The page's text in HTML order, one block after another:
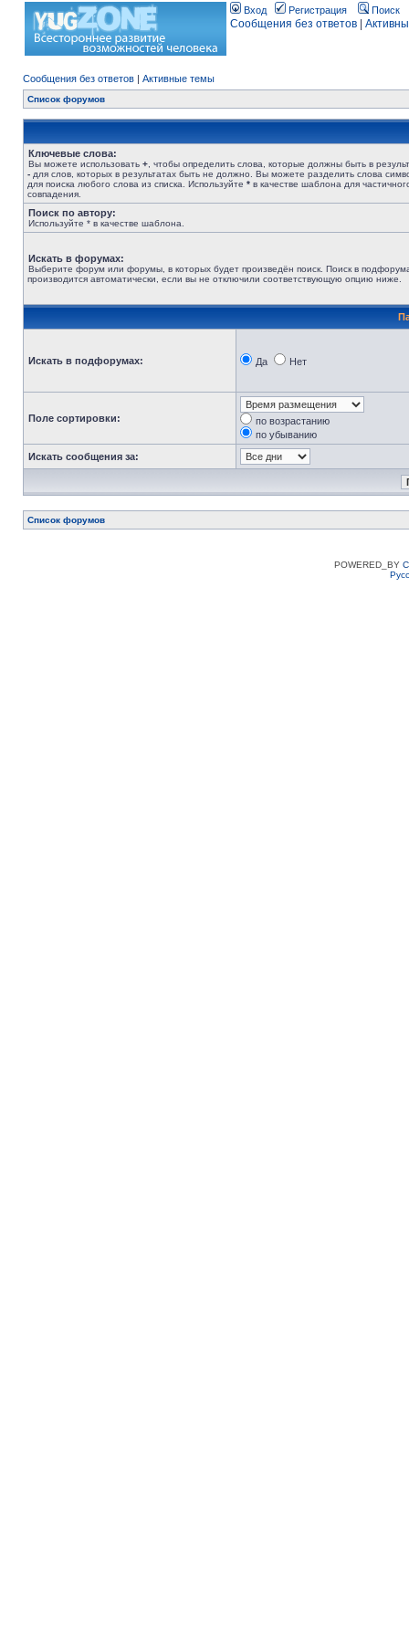
Вход Регистрация Поиск
Сообщения без ответов
Сообщения без ответов | Активные темы
Список форумов
Ключевые слова:
Вы можете использовать + , чтобы определить слова, которые должны быть в
- для слов, которых в результатах быть не должно. Вы можете разделить слова
для поиска любого слова из списка. Используйте * в качестве шаблона для
совпадения.
Поиск по автору:
Используйте * в качестве шаблона.
Искать в форумах:
Выберите форум или форумы, в которых будет произведён поиск. Поиск в
производится автоматически, если вы не отключили соответствующую опцию ниже.
Искать в подфорумах: Да Нет
Поле сортировки:
по возрастанию
по убыванию
Искать сообщения за:
Список форумов
POWERED_BY